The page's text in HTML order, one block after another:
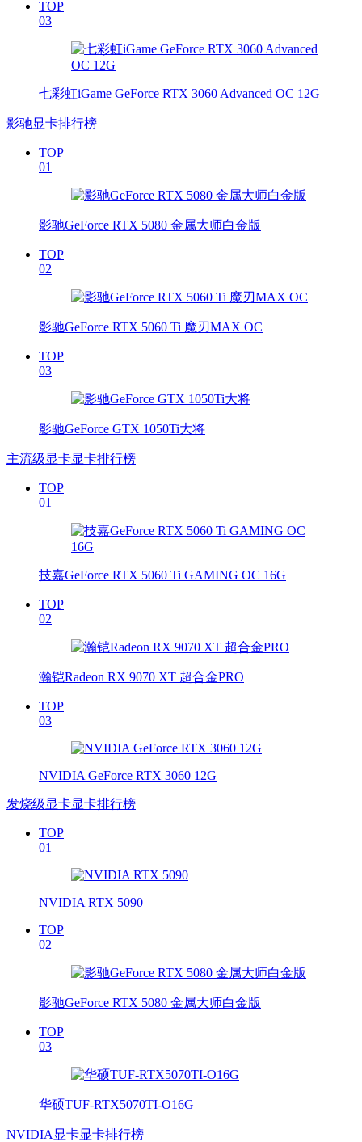
TOP
03
七彩虹iGame GeForce RTX 3060 Advanced OC 12G
影驰显卡排行榜
TOP
01
影驰GeForce RTX 5080 金属大师白金版
TOP
02
影驰GeForce RTX 5060 Ti 魔刃MAX OC
TOP
03
影驰GeForce GTX 1050Ti大将
主流级显卡显卡排行榜
TOP
01
技嘉GeForce RTX 5060 Ti GAMING OC 16G
TOP
02
瀚铠Radeon RX 9070 XT 超合金PRO
TOP
03
NVIDIA GeForce RTX 3060 12G
发烧级显卡显卡排行榜
TOP
01
NVIDIA RTX 5090
TOP
02
影驰GeForce RTX 5080 金属大师白金版
TOP
03
华硕TUF-RTX5070TI-O16G
NVIDIA显卡显卡排行榜